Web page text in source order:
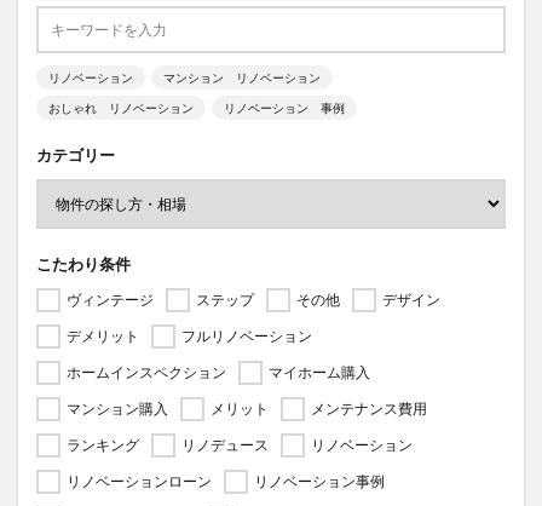
リノベーション マンション リノベーション
おしゃれ リノベーション リノベーション 事例
カテゴリー
こたわり条件
ヴィンテージ ステップ その他
デザイン
デメリット
フルリノベーション
ホームインスペクション
マイホーム購入
マンション購入
メリット
メンテナンス費用
ランキング
リノデュース
リノベーション
リノベーションローン
リノベーション事例